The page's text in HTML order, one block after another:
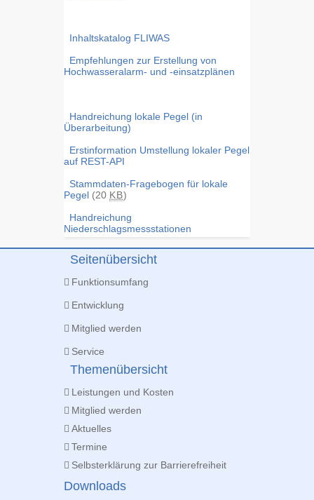
Inhaltskatalog FLIWAS
Empfehlungen zur Erstellung von
Hochwasseralarm- und -einsatzplänen
Handreichung lokale Pegel (in
Überarbeitung)
Erstinformation Umstellung lokaler Pegel
auf REST-API
Stammdaten-Fragebogen für lokale
Pegel (20 KB)
Handreichung
Niederschlagsmessstationen
Seitenübersicht
Funktionsumfang
Entwicklung
Mitglied werden
Service
Themenübersicht
Leistungen und Kosten
Mitglied werden
Aktuelles
Termine
Selbsterklärung zur Barrierefreiheit
Downloads